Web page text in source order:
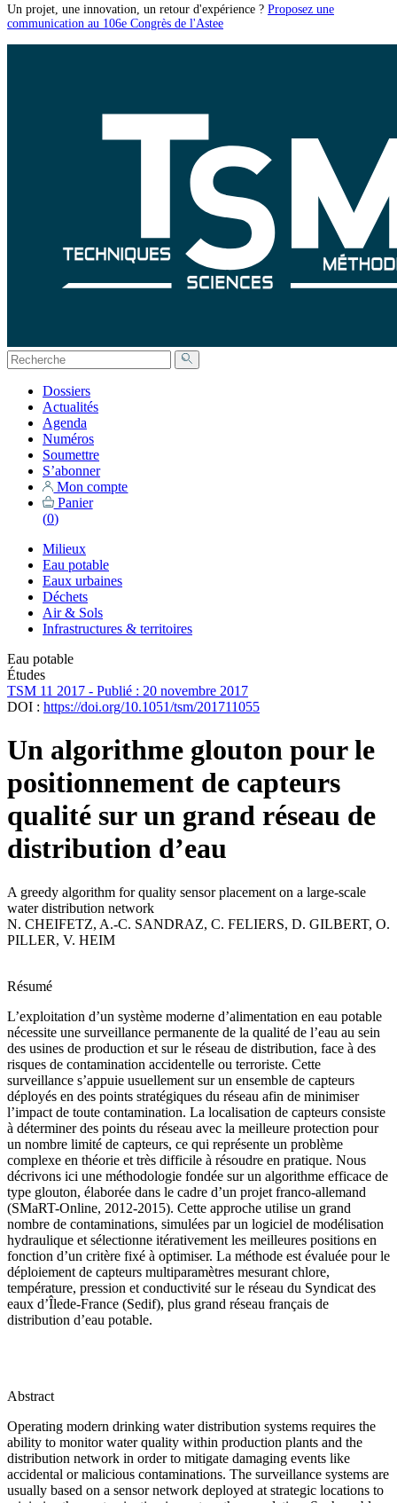
Un projet, une innovation, un retour d'expérience ? Proposez une
communication au 106e Congrès de l'Astee
Dossiers
Actualités
Agenda
Numéros
Soumettre
S’abonner
Mon compte
Panier
(0)
Milieux
Eau potable
Eaux urbaines
Déchets
Air & Sols
Infrastructures & territoires
Eau potable
Études
TSM 11 2017 - Publié : 20 novembre 2017
DOI : https://doi.org/10.1051/tsm/201711055
Un algorithme glouton pour le
positionnement de capteurs
qualité sur un grand réseau de
distribution d’eau
A greedy algorithm for quality sensor placement on a large-scale
water distribution network
N. CHEIFETZ, A.-C. SANDRAZ, C. FELIERS, D. GILBERT, O.
PILLER, V. HEIM
Résumé
L’exploitation d’un système moderne d’alimentation en eau potable
nécessite une surveillance permanente de la qualité de l’eau au sein
des usines de production et sur le réseau de distribution, face à des
risques de contamination accidentelle ou terroriste. Cette
surveillance s’appuie usuellement sur un ensemble de capteurs
déployés en des points stratégiques du réseau afin de minimiser
l’impact de toute contamination. La localisation de capteurs consiste
à déterminer des points du réseau avec la meilleure protection pour
un nombre limité de capteurs, ce qui représente un problème
complexe en théorie et très difficile à résoudre en pratique. Nous
décrivons ici une méthodologie fondée sur un algorithme efficace de
type glouton, élaborée dans le cadre d’un projet franco-allemand
(SMaRT-Online, 2012-2015). Cette approche utilise un grand
nombre de contaminations, simulées par un logiciel de modélisation
hydraulique et sélectionne itérativement les meilleures positions en
fonction d’un critère fixé à optimiser. La méthode est évaluée pour le
déploiement de capteurs multiparamètres mesurant chlore,
température, pression et conductivité sur le réseau du Syndicat des
eaux d’Îlede-France (Sedif), plus grand réseau français de
distribution d’eau potable.
Abstract
Operating modern drinking water distribution systems requires the
ability to monitor water quality within production plants and the
distribution network in order to mitigate damaging events like
accidental or malicious contaminations. The surveillance systems are
usually based on a sensor network deployed at strategic locations to